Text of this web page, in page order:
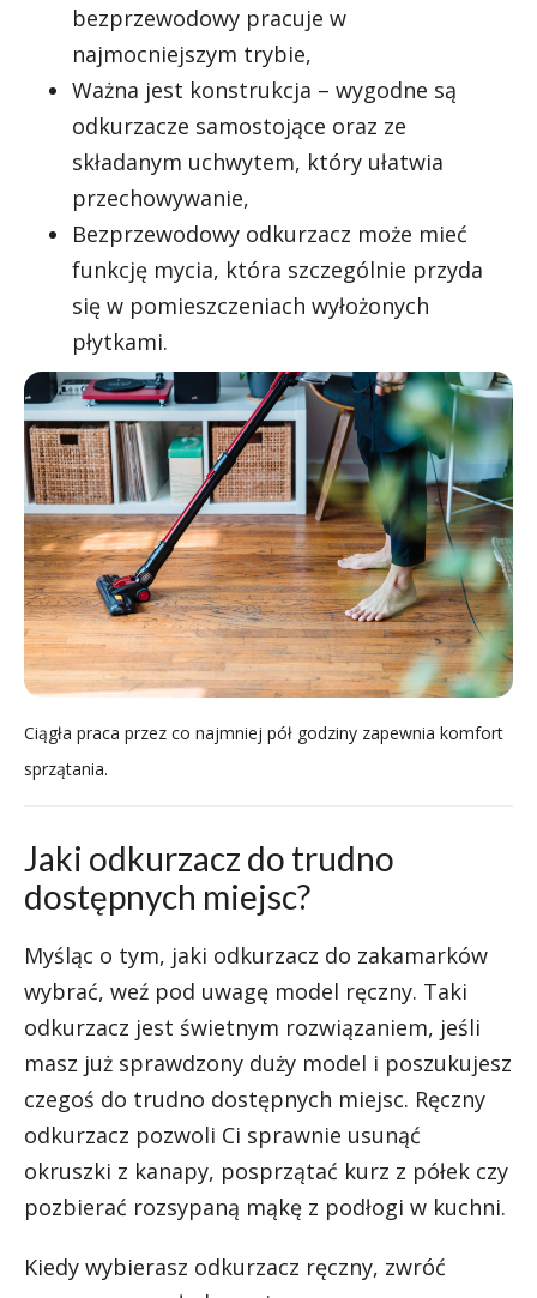
bezprzewodowy pracuje w
najmocniejszym trybie,
Ważna jest konstrukcja – wygodne są
odkurzacze samostojące oraz ze
składanym uchwytem, który ułatwia
przechowywanie,
Bezprzewodowy odkurzacz może mieć
funkcję mycia, która szczególnie przyda
się w pomieszczeniach wyłożonych
płytkami.
Ciągła praca przez co najmniej pół godziny zapewnia komfort
sprzątania.
Jaki odkurzacz do trudno
dostępnych miejsc?
Myśląc o tym, jaki odkurzacz do zakamarków
wybrać, weź pod uwagę model ręczny. Taki
odkurzacz jest świetnym rozwiązaniem, jeśli
masz już sprawdzony duży model i poszukujesz
czegoś do trudno dostępnych miejsc. Ręczny
odkurzacz pozwoli Ci sprawnie usunąć
okruszki z kanapy, posprzątać kurz z półek czy
pozbierać rozsypaną mąkę z podłogi w kuchni.
Kiedy wybierasz odkurzacz ręczny, zwróć